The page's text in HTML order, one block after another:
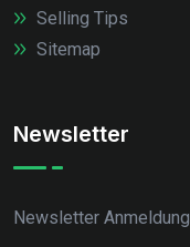
Selling Tips
Sitemap
Newsletter
Newsletter Anmeldung